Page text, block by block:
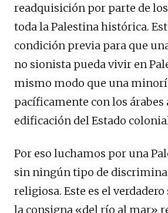
readquisición por parte de
toda la Palestina histórica.
condición previa para que
no sionista pueda vivir en
mismo modo que una
pacíficamente con los árabes
edificación del Estado
Por eso luchamos por una
sin ningún tipo de
religiosa. Este es el
la consigna «del río al mar»